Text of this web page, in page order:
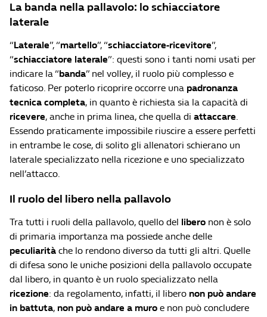
La banda nella pallavolo: lo schiacciatore
laterale
“Laterale”, “martello”, “schiacciatore-ricevitore”,
“schiacciatore laterale”: questi sono i tanti nomi usati per
indicare la “banda” nel volley, il ruolo più complesso e
faticoso. Per poterlo ricoprire occorre una padronanza
tecnica completa, in quanto è richiesta sia la capacità di
ricevere, anche in prima linea, che quella di attaccare.
Essendo praticamente impossibile riuscire a essere perfetti
in entrambe le cose, di solito gli allenatori schierano un
laterale specializzato nella ricezione e uno specializzato
nell’attacco.
Il ruolo del libero nella pallavolo
Tra tutti i ruoli della pallavolo, quello del libero non è solo
di primaria importanza ma possiede anche delle
peculiarità che lo rendono diverso da tutti gli altri. Quelle
di difesa sono le uniche posizioni della pallavolo occupate
dal libero, in quanto è un ruolo specializzato nella
ricezione: da regolamento, infatti, il libero non può andare
in battuta, non può andare a muro e non può concludere